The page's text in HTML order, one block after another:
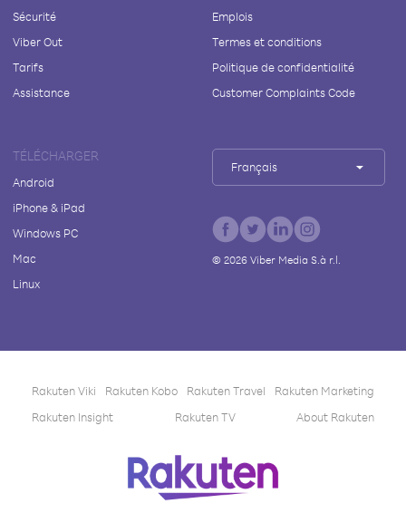
Sécurité
Viber Out
Tarifs
Assistance
Emplois
Termes et conditions
Politique de confidentialité
Customer Complaints Code
TÉLÉCHARGER
Android
iPhone & iPad
Windows PC
Mac
Linux
Français
© 2026Viber Media S.à r.l.
Rakuten Viki Rakuten Kobo Rakuten Travel
Rakuten Marketing
Rakuten Insight
Rakuten TV About Rakuten